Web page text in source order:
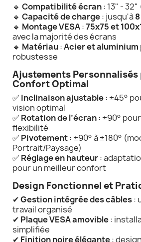
🔹 Compatibilité écran: 13" -
🔹 Capacité de charge: jusqu'à
🔹 Montage VESA:75x75 et
avec la majorité des écrans
🔹 Matériau:Acier et aluminium
robustesse
Ajustements Personnalisés
Confort Optimal
✅ Inclinaison ajustable: ±45°
vision optimal
✅ Rotation de l’écran: ±90°
flexibilité
✅ Pivotement: ±90° à ±180°
Portrait/Paysage)
✅ Réglage en hauteur:
pour un meilleur confort
Design Fonctionnel et
✔Gestion intégrée des câbles:
travail organisé
✔ Plaque VESA amovible:
simplifiée
✔ Finition noire élégante: